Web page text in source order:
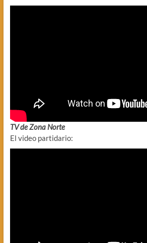
TV de Zona Norte
El video partidario: